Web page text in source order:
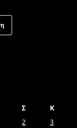
Σ
Κ
2
3